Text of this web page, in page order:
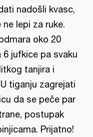
nadošli kvasc,
lepi za ruke.
oko 20
jufkice pa svaku
tanjira i
tiganju zagrejati
da se peče par
postupak
Prijatno!